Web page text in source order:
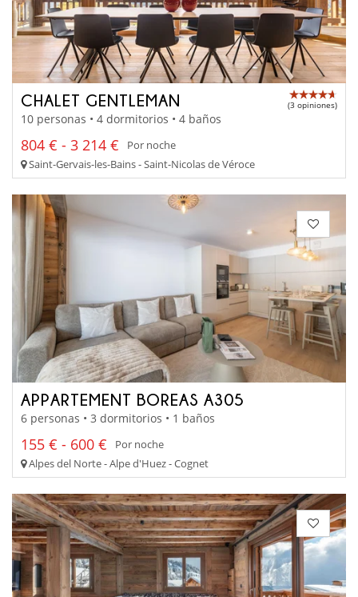
CHALET GENTLEMAN (3 opiniones)
10 personas • 4 dormitorios • 4 baños
804 € - 3 214 €
Por noche
Saint-Gervais-les-Bains - Saint-Nicolas de Véroce
APPARTEMENT BOREAS A305
6 personas • 3 dormitorios • 1 baños
155 € - 600 €
Por noche
Alpes del Norte - Alpe d'Huez - Cognet